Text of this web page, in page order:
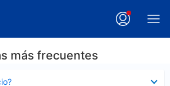
más frecuentes